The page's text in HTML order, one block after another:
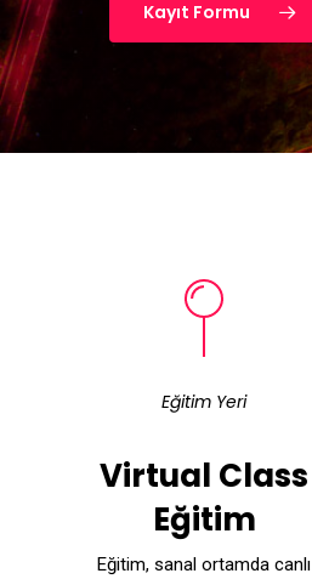
Kayıt Formu
Eğitim Yeri
Virtual Class
Eğitim
Eğitim, sanal ortamda canlı